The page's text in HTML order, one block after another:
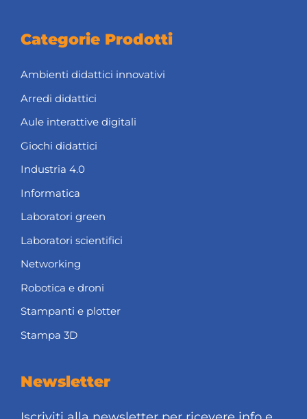
Categorie Prodotti
Ambienti didattici innovativi
Arredi didattici
Aule interattive digitali
Giochi didattici
Industria 4.0
Informatica
Laboratori green
Laboratori scientifici
Networking
Robotica e droni
Stampanti e plotter
Stampa 3D
Newsletter